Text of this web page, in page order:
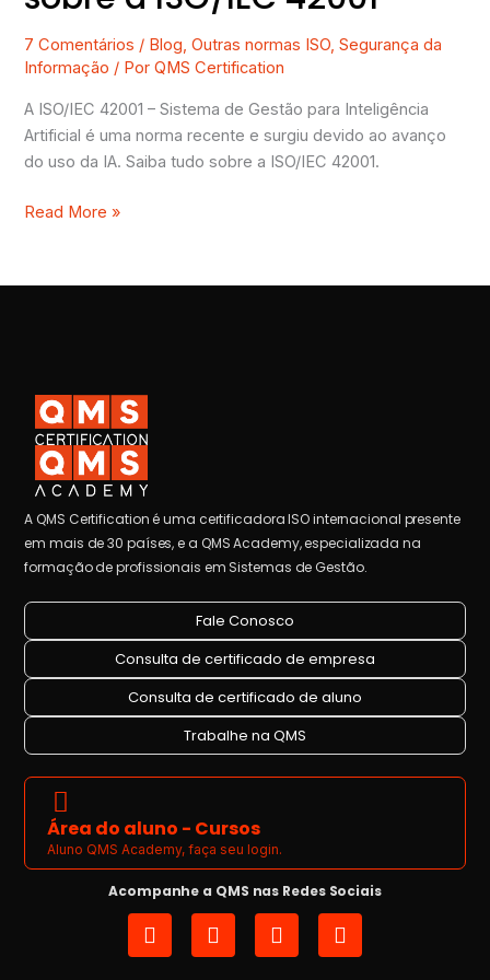
7 Comentários / Blog,Outras normas ISO,Segurança da
Informação / PorQMS Certification
A ISO/IEC 42001 – Sistema de Gestão para Inteligência
Artificial é uma norma recente e surgiu devido ao avanço
do uso da IA. Saiba tudo sobre a ISO/IEC 42001.
Read More »
A QMS Certification é uma certificadora ISO internacional presente
em mais de 30 países, e a QMS Academy, especializada na
formação de profissionais em Sistemas de Gestão.
Fale Conosco
Consulta de certificado de empresa
Consulta de certificado de aluno
Trabalhe na QMS
Área do aluno - Cursos
Aluno QMS Academy, faça seu login.
Acompanhe a QMS nas Redes Sociais
I
n
L
i
Y
o
F
a